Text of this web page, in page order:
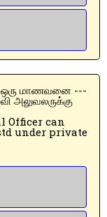
அலுவலருக்கு
Officer can
under private